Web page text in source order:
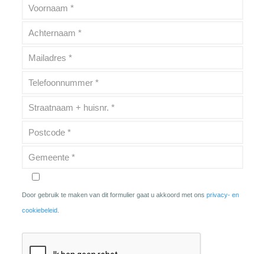
Door gebruik te maken van dit formulier gaat u akkoord met ons privacy- en
cookiebeleid.